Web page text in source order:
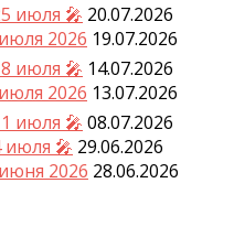
июля 🎤 20.07.2026
2026 19.07.2026
июля 🎤 14.07.2026
2026 13.07.2026
июля 🎤 08.07.2026
июля 🎤 29.06.2026
2026 28.06.2026